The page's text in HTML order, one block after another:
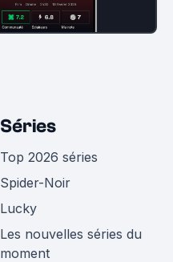
Séries
Top 2026 séries
Spider-Noir
Lucky
Les nouvelles séries du
moment